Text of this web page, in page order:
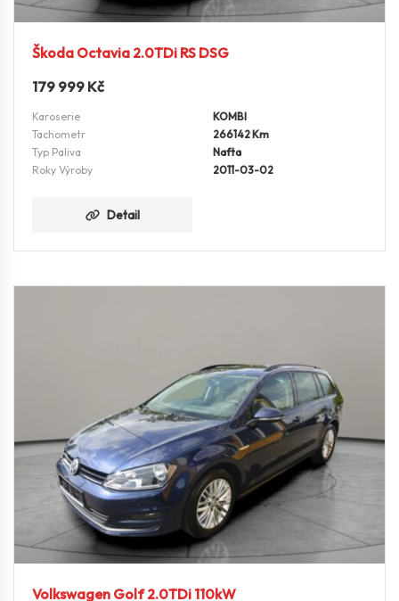
Škoda Octavia 2.0TDi RS DSG
179 999 Kč
Karoserie
KOMBI
Tachometr
266142 Km
Typ Paliva
Nafta
Roky Výroby
2011-03-02
Detail
Volkswagen Golf 2.0TDi 110kW